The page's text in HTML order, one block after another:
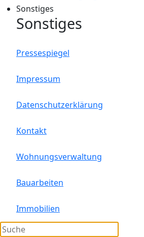
Sonstiges
Sonstiges
Pressespiegel
Impressum
Datenschutzerklärung
Kontakt
Wohnungsverwaltung
Bauarbeiten
Immobilien